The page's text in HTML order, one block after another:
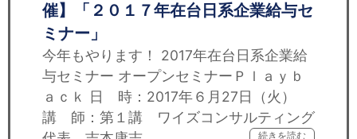
催】「２０１７年在台日系企業給与セ
ミナー」
今年もやります！ 2017年在台日系企業給
与セミナー オープンセミナーＰｌａｙｂ
ａｃｋ 日 時：2017年６月27日（火）
講 師：第１講 ワイズコンサルティング
続きを読む